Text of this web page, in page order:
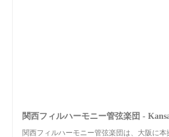
関西フィルハーモニー管弦楽団 -
関西フィルハーモニー管弦楽団は、大阪に